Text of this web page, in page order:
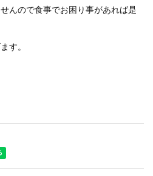
んので食事でお困り事があれば是
す。